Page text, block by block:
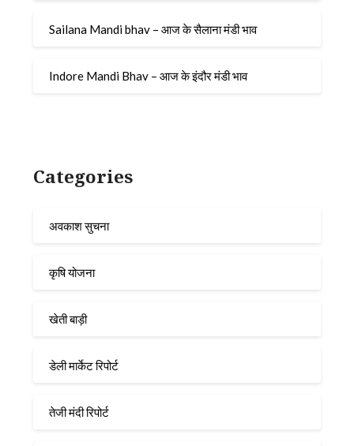
Sailana Mandi bhav – आज के सैलाना मंडी भाव
Indore Mandi Bhav – आज के इंदौर मंडी भाव
Categories
अवकाश सुचना
कृषि योजना
खेती बाड़ी
डेली मार्केट रिपोर्ट
तेजी मंदी रिपोर्ट